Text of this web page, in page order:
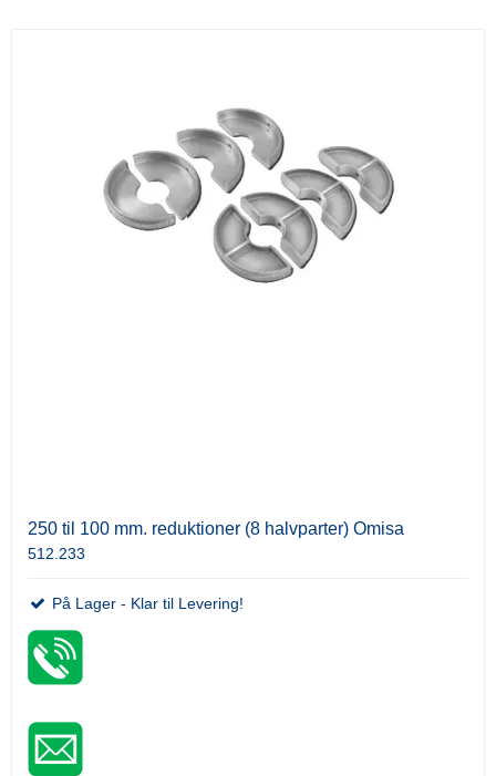
250 til 100 mm. reduktioner (8 halvparter) Omisa
512.233
På Lager - Klar til Levering!